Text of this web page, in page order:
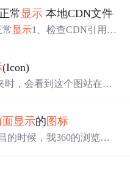
常 显示 本地CDN文件
显示1、检查CDN引用文
决办法2、已经引用字体图
决办法 本文中部分代码来
(Icon)
时，会看到这个图站在收
能，就是可以让网页设计
就是在Internet Explorer地
显示的 图标
的时候，我360的浏览器
时候COPY进去的！ 如